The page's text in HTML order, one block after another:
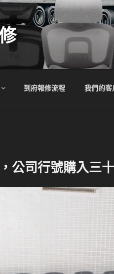
到府報修流程 我們的客
公司行號購入三